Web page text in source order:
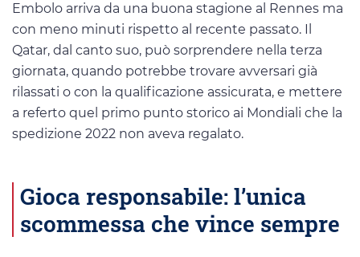
Embolo arriva da una buona stagione al Rennes ma
con meno minuti rispetto al recente passato. Il
Qatar, dal canto suo, può sorprendere nella terza
giornata, quando potrebbe trovare avversari già
rilassati o con la qualificazione assicurata, e mettere
a referto quel primo punto storico ai Mondiali che la
spedizione 2022 non aveva regalato.
Gioca responsabile: l’unica
scommessa che vince sempre